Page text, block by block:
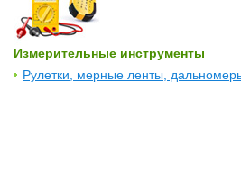
Измерительные инструменты
Рулетки, мерные ленты,